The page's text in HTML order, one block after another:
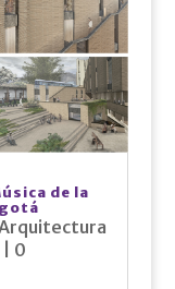
de la
| 0